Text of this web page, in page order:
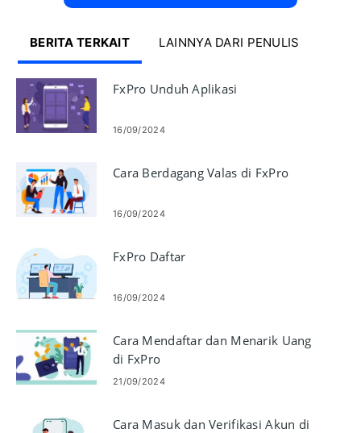
BERITA TERKAIT LAINNYA DARI PENULIS
FxPro Unduh Aplikasi
16/09/2024
Cara Berdagang Valas di FxPro
16/09/2024
FxPro Daftar
16/09/2024
Cara Mendaftar dan Menarik Uang
di FxPro
21/09/2024
Cara Masuk dan Verifikasi Akun di